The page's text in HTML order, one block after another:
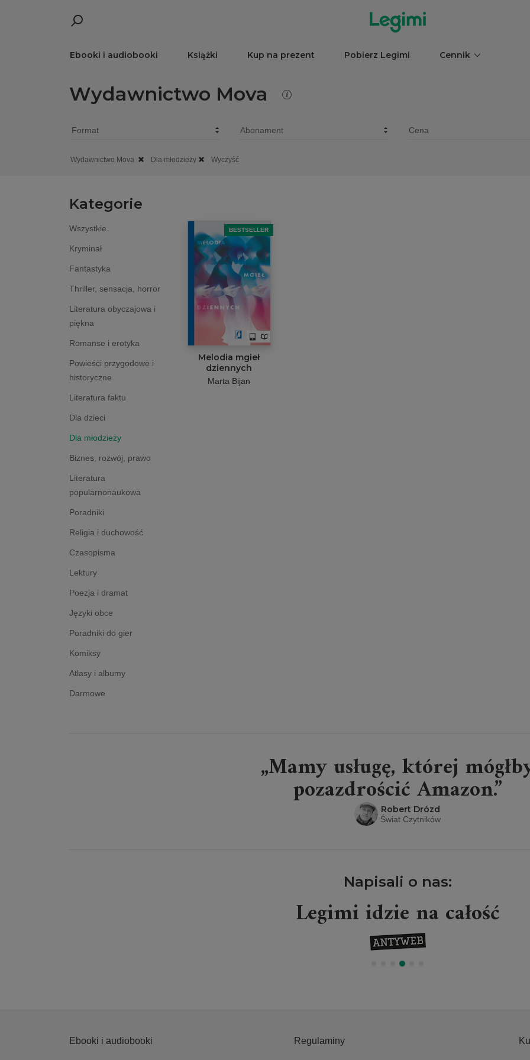
Ebooki i audiobooki Książki Kup na prezent Pobierz Legimi Cennik
Wydawnictwo Mova
Wydawnictwo Mova Dla młodzieży Wyczyść
Kategorie
Wszystkie
Kryminał
Fantastyka
Thriller, sensacja, horror
Literatura obyczajowa i
piękna
Romanse i erotyka
Powieści przygodowe i
historyczne
Literatura faktu
Dla dzieci
Dla młodzieży
Biznes, rozwój, prawo
Literatura
popularnonaukowa
Poradniki
Religia i duchowość
Czasopisma
Lektury
Poezja i dramat
Języki obce
Poradniki do gier
Komiksy
Atlasy i albumy
Darmowe
BESTSELLER
Melodia mgieł
dziennych
Marta Bijan
„Mamy usługę, której
pozazdrościć Amazon.”
Robert Drózd
Świat Czytników
Napisali o nas:
Legimi idzie na całość
Ebooki i audiobooki Regulaminy